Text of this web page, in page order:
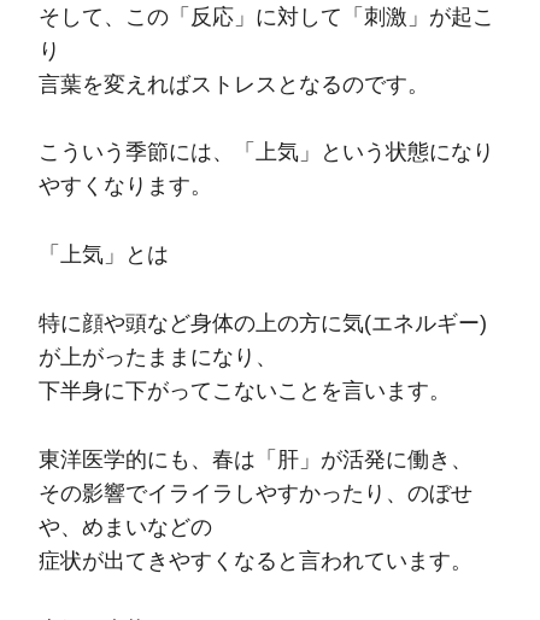
そして、この「反応」に対して「刺激」が起こ
り
言葉を変えればストレスとなるのです。
こういう季節には、「上気」という状態になり
やすくなります。
「上気」とは
特に顔や頭など身体の上の方に気(エネルギー)
が上がったままになり、
下半身に下がってこないことを言います。
東洋医学的にも、春は「肝」が活発に働き、
その影響でイライラしやすかったり、のぼせ
や、めまいなどの
症状が出てきやすくなると言われています。